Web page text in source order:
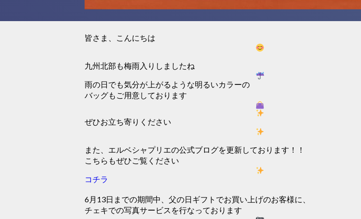
皆さま、こんにちは
九州北部も梅雨入りしましたね
雨の日でも気分が上がるような明るいカラーの
バッグもご用意しております
ぜひお立ち寄りください
また、エルベシャプリエの公式ブログを更新しております！！
こちらもぜひご覧ください
コチラ
6月13日までの期間中、父の日ギフトでお買い上げのお客様に、
チェキでの写真サービスを行なっております